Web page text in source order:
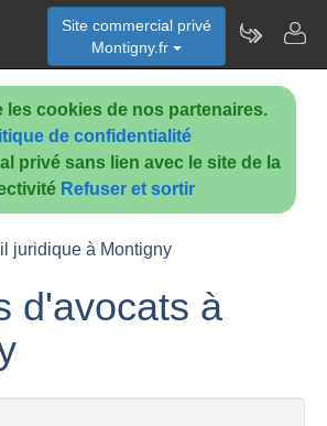
les cookies de nos partenaires.
de confidentialité
privé sans lien avec le site de la
Refuser et sortir
Site commercial privé
Montigny.fr
juridique à Montigny
d'avocats à